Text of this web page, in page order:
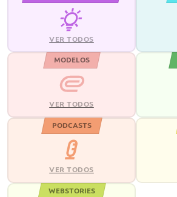
VER TODOS
MODELOS
VER TODOS
PODCASTS
VER TODOS
WEBSTORIES